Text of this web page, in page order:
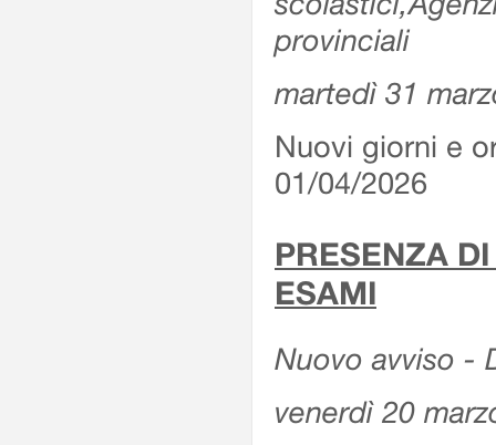
provinciali
martedì 31
Nuovi giorni e
01/04/2026
PRESENZA
ESAMI
Nuovo avviso -
venerdì 20